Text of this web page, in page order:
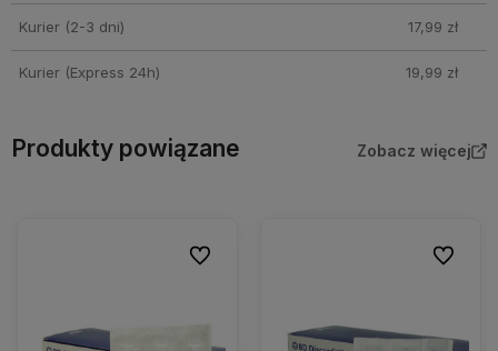
Kurier (2-3 dni) 17,99 zł
Kurier (Express 24h) 19,99 zł
Produkty powiązane Zobacz więcej
Do ulubionych Do